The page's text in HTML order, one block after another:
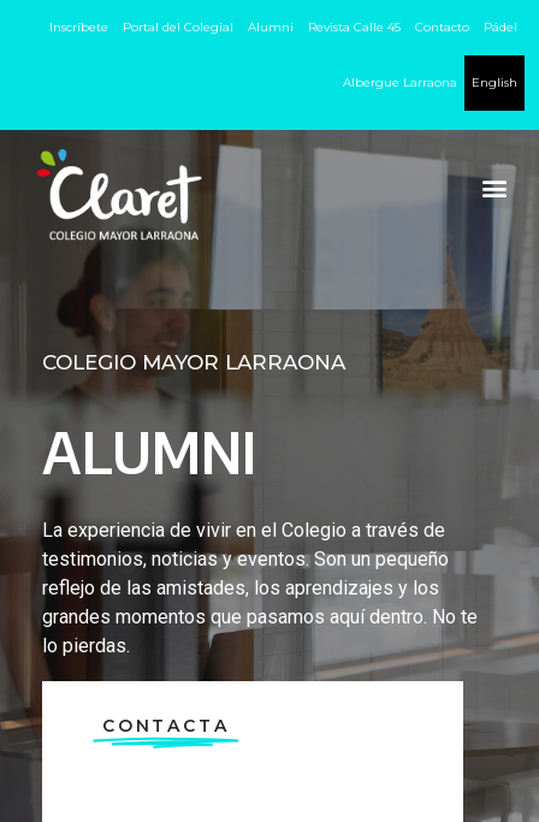
Inscríbete Portal del Colegial Alumni Revista Calle 45 Contacto Pádel
Albergue Larraona English
COLEGIO MAYOR LARRAONA
ALUMNI
La experiencia de vivir en el Colegio a través de
testimonios, noticias y eventos. Son un pequeño
reflejo de las amistades, los aprendizajes y los
grandes momentos que pasamos aquí dentro. No te
lo pierdas.
CONTACTA